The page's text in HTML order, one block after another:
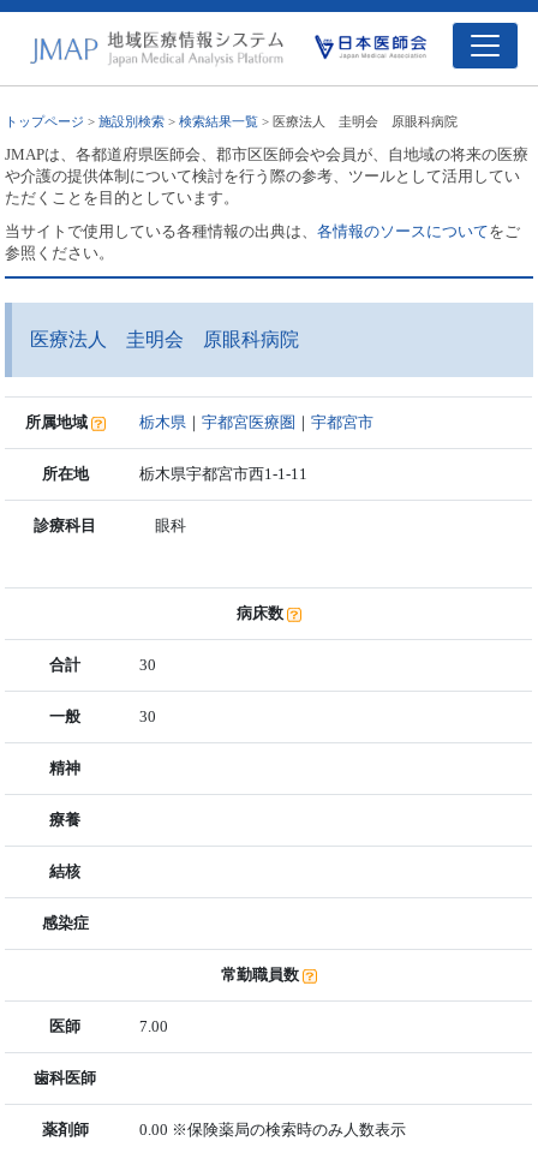
トップページ >施設別検索 >検索結果一覧 > 医療法人 圭明会 原眼科病院
JMAPは、各都道府県医師会、郡市区医師会や会員が、自地域の将来の医療
や介護の提供体制について検討を行う際の参考、ツールとして活用してい
ただくことを目的としています。
当サイトで使用している各種情報の出典は、各情報のソースについてをご
参照ください。
医療法人 圭明会 原眼科病院
所属地域 栃木県 ｜宇都宮医療圏 ｜宇都宮市
所在地 栃木県宇都宮市西1-1-11
診療科目 眼科
病床数
合計 30
一般 30
精神
療養
結核
感染症
常勤職員数
医師 7.00
歯科医師
薬剤師 0.00 ※保険薬局の検索時のみ人数表示